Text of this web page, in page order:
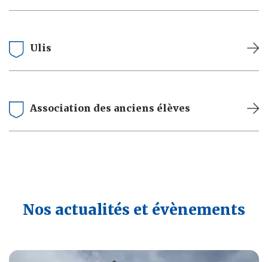
Ulis
Association des anciens élèves
Nos actualités et évènements